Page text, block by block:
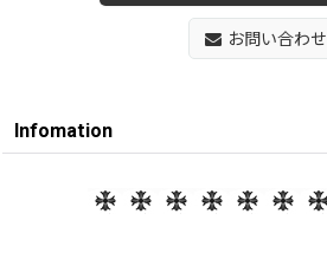
お問い合わせ
Infomation